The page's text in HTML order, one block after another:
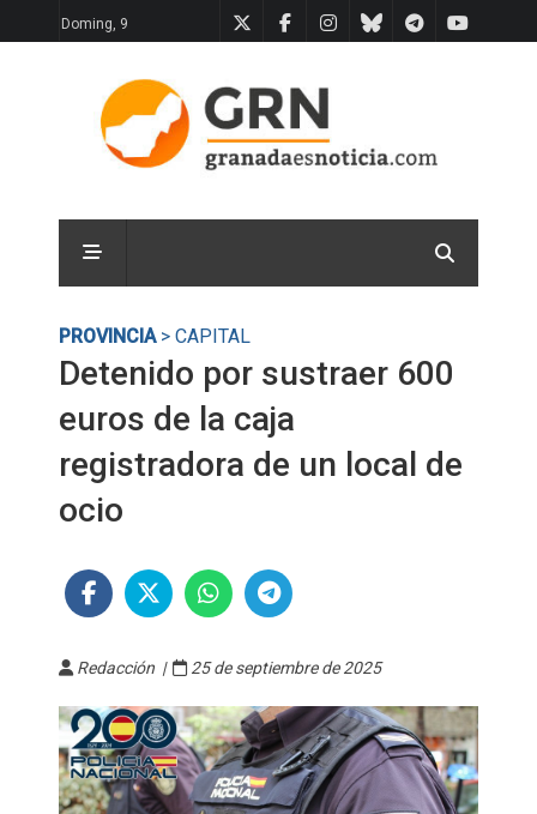
Doming, 9
PROVINCIA> CAPITAL
Detenido por sustraer 600
euros de la caja
registradora de un local de
ocio
Redacción | 25 de septiembre de 2025